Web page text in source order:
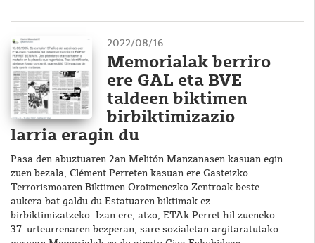
2022/08/16
Memorialak berriro
ere GAL eta BVE
taldeen biktimen
birbiktimizazio
larria eragin du
Pasa den abuztuaren 2an Melitón Manzanasen kasuan egin
zuen bezala, Clément Perreten kasuan ere Gasteizko
Terrorismoaren Biktimen Oroimenezko Zentroak beste
aukera bat galdu du Estatuaren biktimak ez
birbiktimizatzeko. Izan ere, atzo, ETAk Perret hil zueneko
37. urteurrenaren bezperan, sare sozialetan argitaratutako